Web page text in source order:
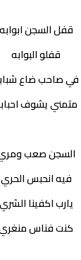
قفل السجن ابوابه
قفلو البوابه
في صاحب ضاع
متمني يشوف
السجن صعب
فيه انحبس الحري
يارب اكفينا الشري
كنت فناس